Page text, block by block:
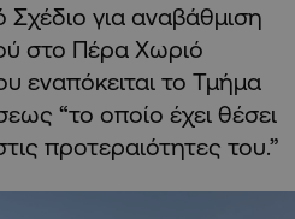
Σχέδιο για αναβάθμιση
στο Πέρα Χωριό
εναπόκειται το Τμήμα
“το οποίο έχει θέσει
προτεραιότητες του.”